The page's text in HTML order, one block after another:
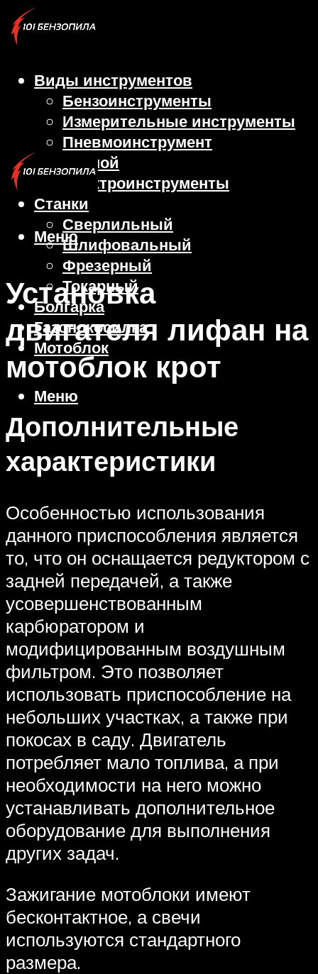
Виды инструментов
Бензоинструменты
Измерительные инструменты
Пневмоинструмент
Ручной
Электроинструменты
Станки
Сверлильный
Шлифовальный
Фрезерный
Токарный
Болгарка
Газонокосилка
Мотоблок
Меню
Меню
Установка
двигателя лифан на
мотоблок крот
Дополнительные
характеристики
Особенностью использования
данного приспособления является
то, что он оснащается редуктором с
задней передачей, а также
усовершенствованным
карбюратором и
модифицированным воздушным
фильтром. Это позволяет
использовать приспособление на
небольших участках, а также при
покосах в саду. Двигатель
потребляет мало топлива, а при
необходимости на него можно
устанавливать дополнительное
оборудование для выполнения
других задач.
Зажигание мотоблоки имеют
бесконтактное, а свечи
используются стандартного
размера.